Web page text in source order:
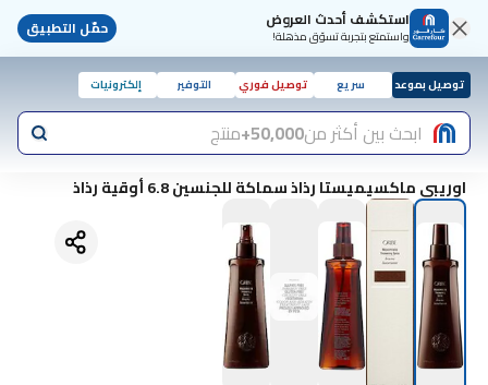
استكشف أحدث العروض
واستمتع بتجربة تسوّق مذهلة! حمّل التطبيق
توصيل بموعد سريع توصيل فوري التوفير إلكترونيات
ابحث بين أكثر من50,000+ منتج
اوريبي ماكسيميستا رذاذ سماكة للجنسين 6.8 أوقية رذاذ